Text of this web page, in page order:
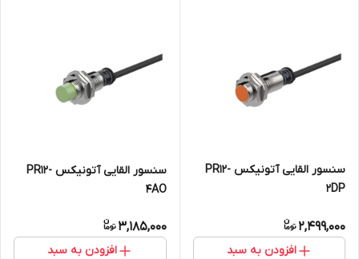
سنسور القایی آتونیکس PR12-
2DP
2,499,000
افزودن به سبد
سنسور القایی آتونیکس PR12-
4AO
3,185,000
افزودن به سبد